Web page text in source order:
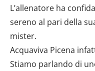
L’allenatore ha
sereno al pari della
mister.
Acquaviva Picena
Stiamo parlando di